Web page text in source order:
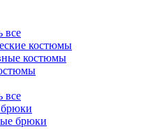
все
костюмы
костюмы
все
брюки